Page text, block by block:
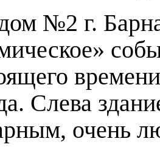
№2 г.
Слева
очень